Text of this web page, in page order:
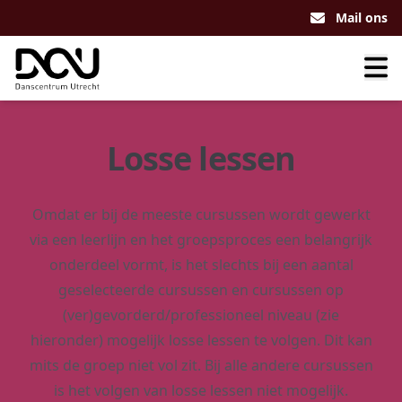
Mail ons
Losse lessen
Omdat er bij de meeste cursussen wordt gewerkt
via een leerlijn en het groepsproces een belangrijk
onderdeel vormt, is het slechts bij een aantal
geselecteerde cursussen en cursussen op
(ver)gevorderd/professioneel niveau (zie
hieronder) mogelijk losse lessen te volgen. Dit kan
mits de groep niet vol zit. Bij alle andere cursussen
is het volgen van losse lessen niet mogelijk.